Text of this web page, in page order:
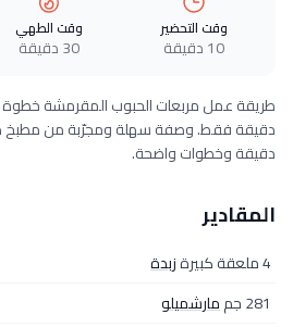
وقت التحضير
10 دقيقة
وقت الطهي
30 دقيقة
دقيقة وخطوات واضحة.
المقادير
4 ملعقة كبيرة
زبدة
281 جم
مارشميلو